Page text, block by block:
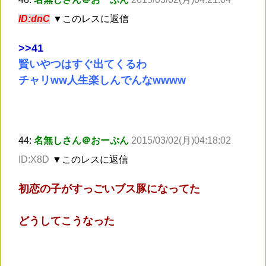
ID:dnC ▼このレスに返信
>>41
賢いやつはすぐ出てくるわ
チャリww人生楽しんでんなwwww
44: 名無しさん＠おーぷん 2015/03/02(月)04:18:02
ID:X8D ▼このレスに返信
初恋の子がすっごいブス豚になってた
どうしてこうなった